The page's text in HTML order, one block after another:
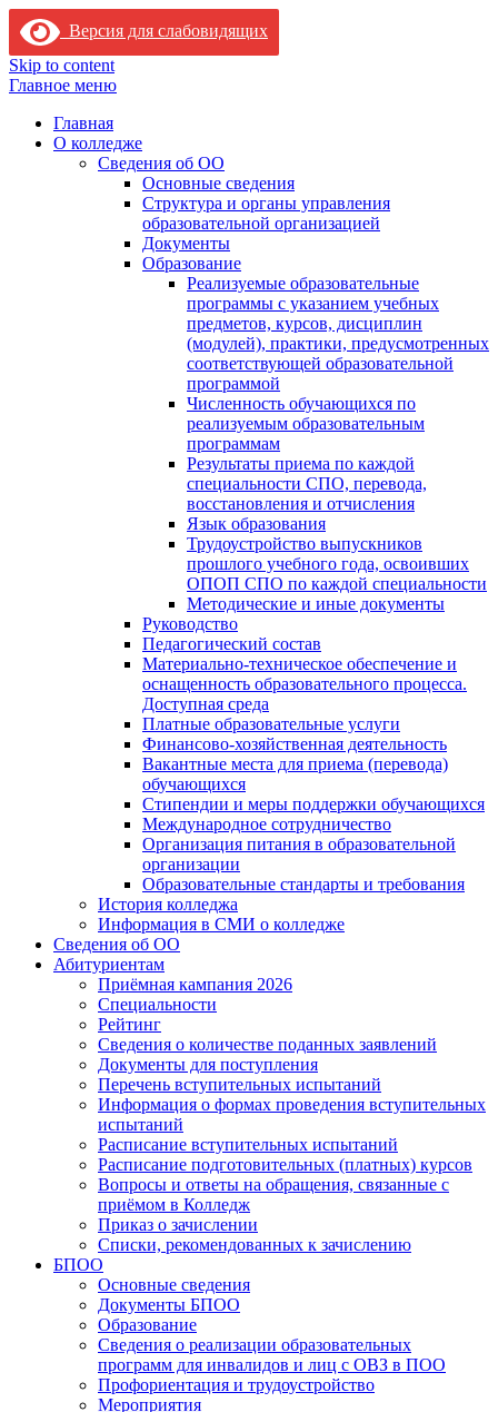
Версия для слабовидящих
Skip to content
Главное меню
Главная
О колледже
Сведения об ОО
Основные сведения
Структура и органы управления
образовательной организацией
Документы
Образование
Реализуемые образовательные
программы с указанием учебных
предметов, курсов, дисциплин
(модулей), практики, предусмотренных
соответствующей образовательной
программой
Численность обучающихся по
реализуемым образовательным
программам
Результаты приема по каждой
специальности СПО, перевода,
восстановления и отчисления
Язык образования
Трудоустройство выпускников
прошлого учебного года, освоивших
ОПОП СПО по каждой специальности
Методические и иные документы
Руководство
Педагогический состав
Материально-техническое обеспечение и
оснащенность образовательного процесса.
Доступная среда
Платные образовательные услуги
Финансово-хозяйственная деятельность
Вакантные места для приема (перевода)
обучающихся
Стипендии и меры поддержки обучающихся
Международное сотрудничество
Организация питания в образовательной
организации
Образовательные стандарты и требования
История колледжа
Информация в СМИ о колледже
Сведения об ОО
Абитуриентам
Приёмная кампания 2026
Специальности
Рейтинг
Сведения о количестве поданных заявлений
Документы для поступления
Перечень вступительных испытаний
Информация о формах проведения вступительных
испытаний
Расписание вступительных испытаний
Расписание подготовительных (платных) курсов
Вопросы и ответы на обращения, связанные с
приёмом в Колледж
Приказ о зачислении
Списки, рекомендованных к зачислению
БПОО
Основные сведения
Документы БПОО
Образование
Сведения о реализации образовательных
программ для инвалидов и лиц с ОВЗ в ПОО
Профориентация и трудоустройство
Мероприятия